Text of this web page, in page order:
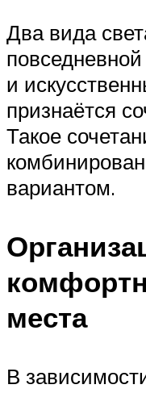
Два вида
и
признаётся
Такое
вариантом.
места
В